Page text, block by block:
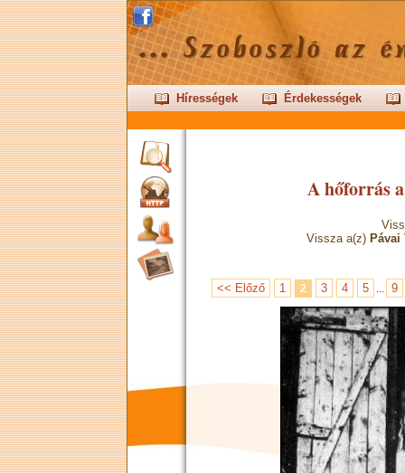
Hírességek Érdekességek
A hőforrás
Vissza a(z) Pávai
<< Előző 1 2 3 4 5 ... 9